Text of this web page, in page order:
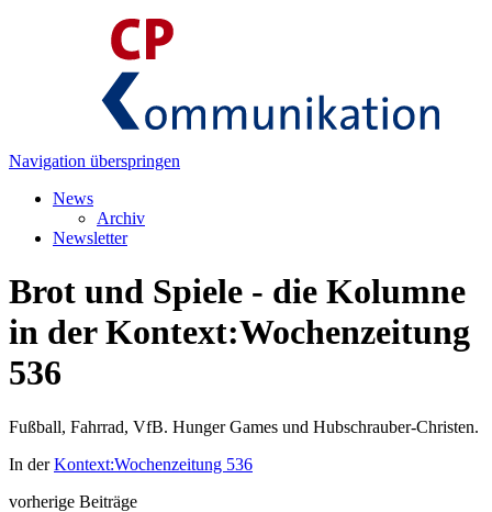
Navigation überspringen
News
Archiv
Newsletter
Brot und Spiele - die Kolumne
in der Kontext:Wochenzeitung
536
Fußball, Fahrrad, VfB. Hunger Games und Hubschrauber-Christen.
In derKontext:Wochenzeitung 536
vorherige Beiträge